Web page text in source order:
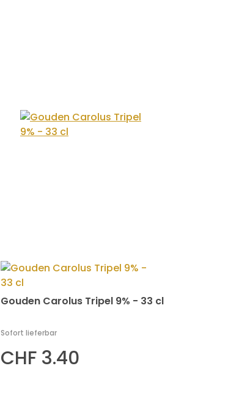
Gouden Carolus Tripel 9% - 33 cl
Sofort lieferbar
CHF 3.40